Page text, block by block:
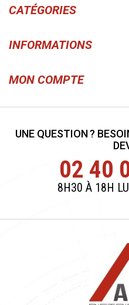
CATÉGORIES
INFORMATIONS
MON COMPTE
UNE QUESTION ?
02 40
8H30 À 18H